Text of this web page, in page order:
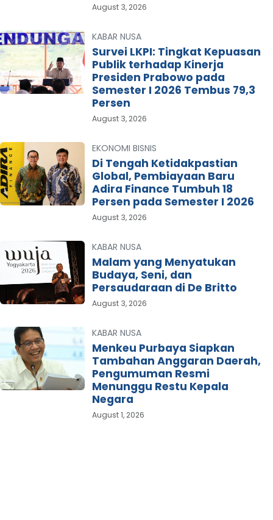
August 3, 2026
KABAR NUSA
Survei LKPI: Tingkat Kepuasan
Publik terhadap Kinerja
Presiden Prabowo pada
Semester I 2026 Tembus 79,3
Persen
August 3, 2026
EKONOMI BISNIS
Di Tengah Ketidakpastian
Global, Pembiayaan Baru
Adira Finance Tumbuh 18
Persen pada Semester I 2026
August 3, 2026
KABAR NUSA
Malam yang Menyatukan
Budaya, Seni, dan
Persaudaraan di De Britto
August 3, 2026
KABAR NUSA
Menkeu Purbaya Siapkan
Tambahan Anggaran Daerah,
Pengumuman Resmi
Menunggu Restu Kepala
Negara
August 1, 2026